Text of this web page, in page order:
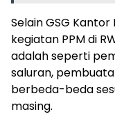
Selain GSG
kegiatan PPM di
adalah seperti
saluran,
berbeda-beda
masing.